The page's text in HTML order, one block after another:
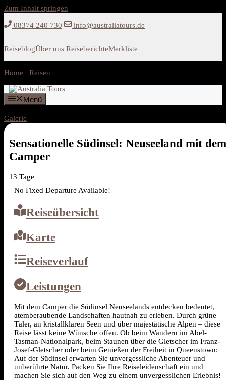
Zum Inhalt springen
08374 240 730 info@australiatours.de
ReiseblogÜber uns ReiseberichteMerkliste
Home Reisen
Menü
Galerie
Sensationelle Südinsel: Neuseeland mit dem
Camper
13 Tage
No Fixed Departure Available!
Reiseübersicht
Karte
Reiseverlauf
Leistungen
Mit dem Camper die Südinsel Neuseelands entdecken bedeutet,
atemberaubende Landschaften hautnah zu erleben. Durch grüne
Täler, an kristallklaren Seen und über majestätische Alpen – diese
Reise lässt keine Wünsche offen. Ob beim Wandern im Abel-
Tasman-Nationalpark, beim Staunen über die Gletscher im Franz-
Josef-Gletscher oder beim Genießen der Freiheit in Queenstown:
Auf der Südinsel erwarten Sie unvergessliche Abenteuer und
unberührte Natur. Packen Sie Ihre Reiseleidenschaft ein und
machen Sie sich auf den Weg zu einem unvergesslichen Erlebnis!